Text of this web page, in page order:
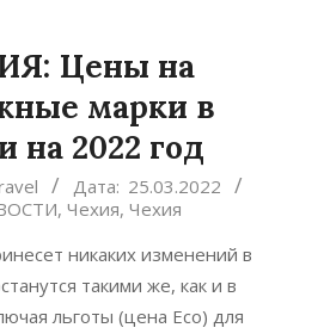
Цены на
марки в
на 2022 год
Дата: 25.03.2022
, Чехия, Чехия
никаких изменений в
такими же, как и в
льготы (цена Eco) для